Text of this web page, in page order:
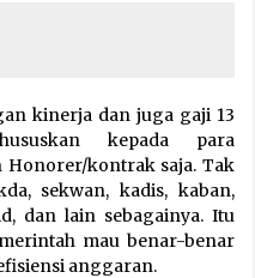
kinerja dan juga gaji 13
kepada para
Honorer/kontrak saja. Tak
sekwan, kadis, kaban,
dan lain sebagainya. Itu
mau benar-benar
anggaran.